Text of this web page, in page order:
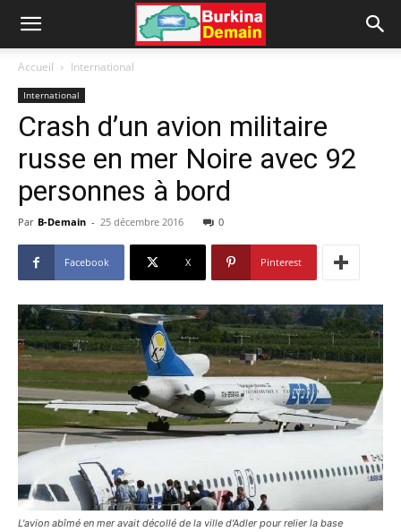
Accueil International
International
Crash d’un avion militaire
russe en mer Noire avec 92
personnes à bord
Par B-Demain - 25 décembre 2016 0
Facebook X Pinterest
L'avion abîmé en mer avait décollé de la ville d'Adler pour relier la base